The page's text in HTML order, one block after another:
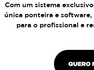
Com um sistema
única ponteira e
para o profissional e